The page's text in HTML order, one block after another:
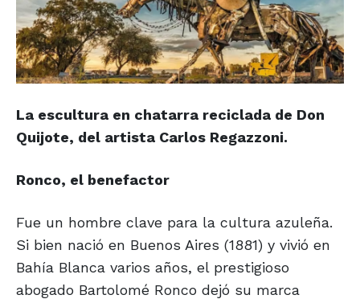
La escultura en chatarra reciclada de Don
Quijote, del artista Carlos Regazzoni.
Ronco, el benefactor
Fue un hombre clave para la cultura azuleña.
Si bien nació en Buenos Aires (1881) y vivió en
Bahía Blanca varios años, el prestigioso
abogado Bartolomé Ronco dejó su marca